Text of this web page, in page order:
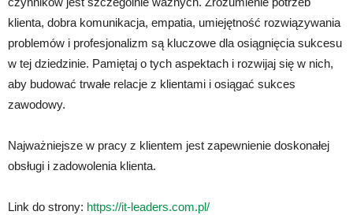
klienta, dobra komunikacja, empatia, umiejętność rozwiązywania
problemów i profesjonalizm są kluczowe dla osiągnięcia sukcesu
w tej dziedzinie. Pamiętaj o tych aspektach i rozwijaj się w nich,
aby budować trwałe relacje z klientami i osiągać sukces
zawodowy.
Najważniejsze w pracy z klientem jest zapewnienie doskonałej
obsługi i zadowolenia klienta.
Link do strony: https://it-leaders.com.pl/